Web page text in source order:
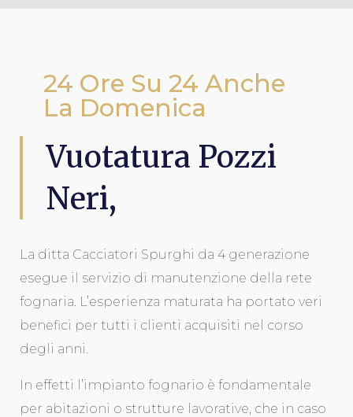
24 Ore Su 24 Anche
La Domenica
Vuotatura Pozzi
Neri,
La ditta Cacciatori Spurghi da 4 generazione
esegue il servizio di manutenzione della rete
fognaria. L’esperienza maturata ha portato veri
benefici per tutti i clienti acquisiti nel corso
degli anni.
In effetti l’impianto fognario è fondamentale
per abitazioni o strutture lavorative, che in caso